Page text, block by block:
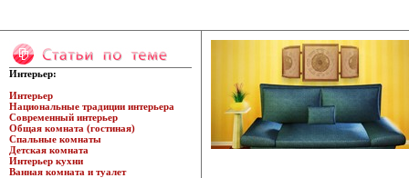
Интерьер:
Интерьер
Национальные традиции интерьера
Современный интерьер
Общая комната (гостиная)
Спальные комнаты
Детская комната
Интерьер кухни
Ванная комната и туалет